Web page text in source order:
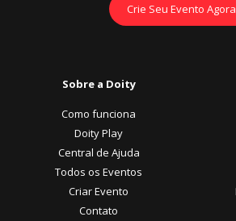
Crie Seu Evento Agora
Sobre a Doity
Como funciona
Doity Play
Central de Ajuda
Todos os Eventos
Criar Evento
Contato